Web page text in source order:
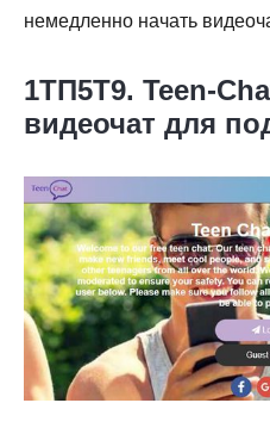
немедленно начать
1ТП5Т9. Teen-
видеочат для